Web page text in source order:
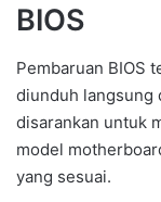
BIOS
Pembaruan BIOS
diunduh langsung
disarankan untuk
model
yang sesuai.